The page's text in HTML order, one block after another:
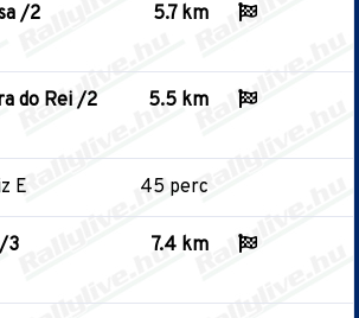
/2 5.7 km
do Rei /2 5.5 km
E 45 perc
3 7.4 km